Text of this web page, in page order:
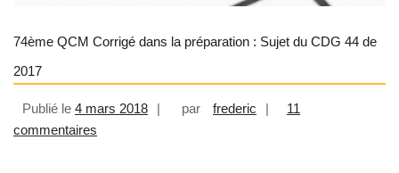
74ème QCM Corrigé dans la préparation : Sujet du CDG 44 de
2017
Publié le 4 mars 2018 par frederic
11
commentaires